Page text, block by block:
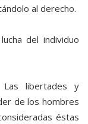
al derecho.
del individuo
libertades y
de los hombres
éstas